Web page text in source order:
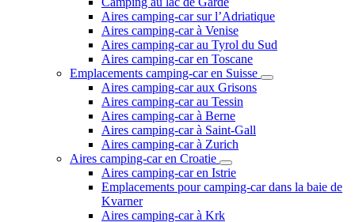
Aires camping-car sur l’Adriatique
Aires camping-car à Venise
Aires camping-car au Tyrol du Sud
Aires camping-car en Toscane
Emplacements camping-car en Suisse
Aires camping-car aux Grisons
Aires camping-car au Tessin
Aires camping-car à Berne
Aires camping-car à Saint-Gall
Aires camping-car à Zurich
Aires camping-car en Croatie
Aires camping-car en Istrie
Emplacements pour camping-car dans la baie de
Kvarner
Aires camping-car à Krk